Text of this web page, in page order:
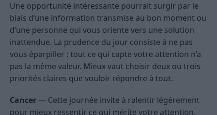
Une opportunité intéressante pourrait surgir par le
biais d’une information transmise au bon moment ou
d’une personne qui vous oriente vers une solution
inattendue. La prudence du jour consiste à ne pas
vous éparpiller : tout ce qui capte votre attention n’a
pas la même valeur. Mieux vaut choisir deux ou trois
priorités claires que vouloir répondre à tout.
Cancer — Cette journée invite à ralentir légèrement
pour mieux ressentir ce qui mérite votre attention.